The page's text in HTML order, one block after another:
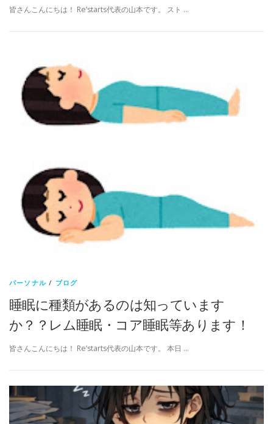
皆さんこんにちは！ Re’starts代表の山本です。 スト …
パーソナル / ブログ
睡眠に種類があるのは知っています
か？？レム睡眠・コア睡眠等あります！
皆さんこんにちは！ Re’starts代表の山本です。 本日 …